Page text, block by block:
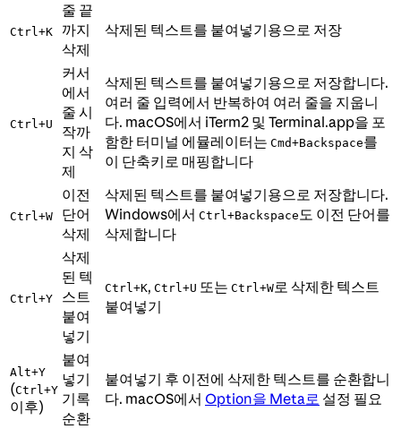
Ctrl+K
줄 끝
까지
삭제
삭제된 텍스트를 붙여넣기용으로 저장
Ctrl+U
커서
에서
줄 시
작까
지 삭
제
삭제된 텍스트를 붙여넣기용으로 저장합니다.
여러 줄 입력에서 반복하여 여러 줄을 지웁니
다. macOS에서 iTerm2 및 Terminal.app을 포
함한 터미널 에뮬레이터는 Cmd+Backspace를
이 단축키로 매핑합니다
Ctrl+W
이전
단어
삭제
삭제된 텍스트를 붙여넣기용으로 저장합니다.
Windows에서 Ctrl+Backspace도 이전 단어를
삭제합니다
Ctrl+Y
삭제
된 텍
스트
붙여
넣기
Ctrl+K, Ctrl+U 또는 Ctrl+W로 삭제한 텍스트
붙여넣기
Alt+Y
(Ctrl+Y
이후)
붙여
넣기
기록
순환
붙여넣기 후 이전에 삭제한 텍스트를 순환합니
다. macOS에서 Option을 Meta로 설정 필요